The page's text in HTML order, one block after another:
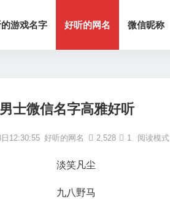
游戏名字 好听的网名 微信昵称
男士微信名字高雅好听
12:30:55 好听的网名 2,528 1 阅读模式
淡笑凡尘
九八野马